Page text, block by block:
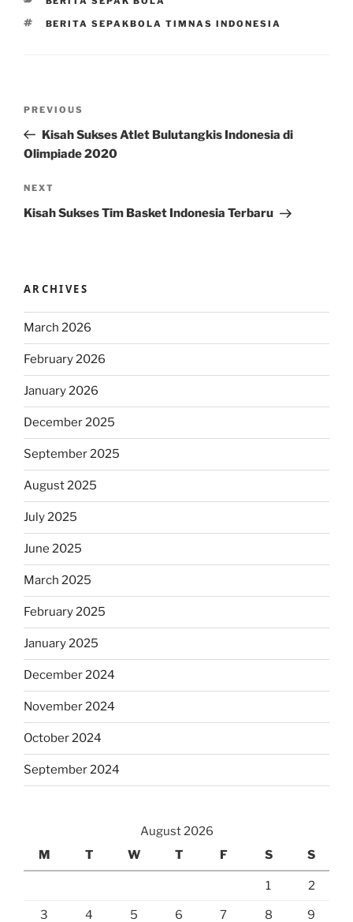
TAGS
BERITA SEPAKBOLA TIMNAS INDONESIA
Previous
Post
PREVIOUS
Kisah Sukses Atlet Bulutangkis Indonesia di
Olimpiade 2020
Next
Post
NEXT
Kisah Sukses Tim Basket Indonesia Terbaru
ARCHIVES
March 2026
February 2026
January 2026
December 2025
September 2025
August 2025
July 2025
June 2025
March 2025
February 2025
January 2025
December 2024
November 2024
October 2024
September 2024
August 2026
M
T W T F S S
1 2
3 4 5 6 7 8 9